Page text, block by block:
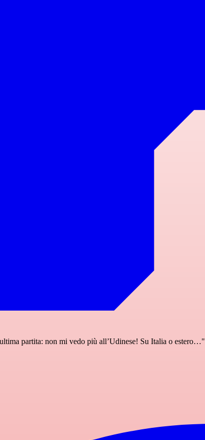
partita: non mi vedo più all’Udinese! Su Italia o estero…"